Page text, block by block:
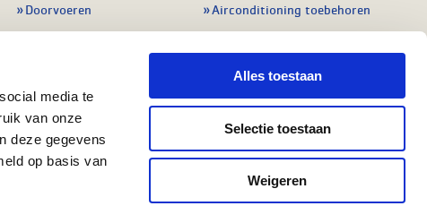
media te
van onze
deze gegevens
op basis van
Alles toestaan
Selectie toestaan
Weigeren
Doorvoeren
Regelingen
Airconditioning toebehoren
Regelapparatuur
Alle koeling